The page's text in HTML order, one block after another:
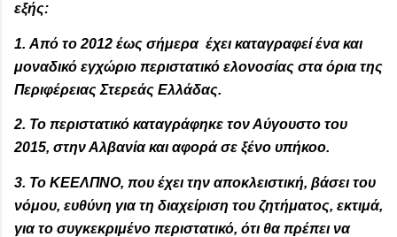
εξής:
1. Από το 2012 έως σήμερα έχει καταγραφεί ένα και
μοναδικό εγχώριο περιστατικό ελονοσίας στα όρια της
Περιφέρειας Στερεάς Ελλάδας.
2. Το περιστατικό καταγράφηκε τον Αύγουστο του
2015, στην Αλβανία και αφορά σε ξένο υπήκοο.
3. Το ΚΕΕΛΠΝΟ, που έχει την αποκλειστική, βάσει του
νόμου, ευθύνη για τη διαχείριση του ζητήματος, εκτιμά,
για το συγκεκριμένο περιστατικό, ότι θα πρέπει να